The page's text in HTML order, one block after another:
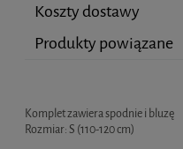
Koszty dostawy
Cena nie zawiera ewentualnych
Produkty powiązane
Komplet zawiera spodnie i bluzę
Rozmiar: S (110-120 cm)